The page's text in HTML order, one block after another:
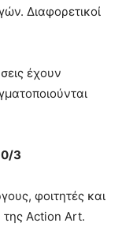
Διαφορετικοί
έχουν
3
φοιτητές και
της Αction Art.